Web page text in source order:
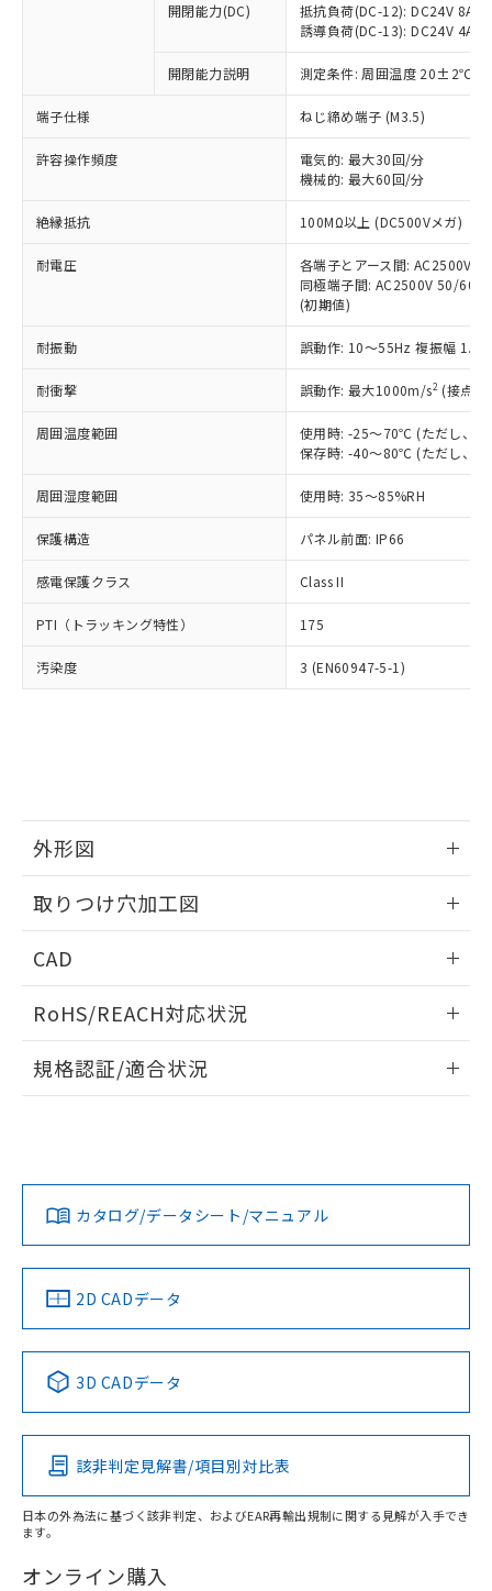
開閉能力(DC)
抵抗負荷(DC-12): DC24V 8A/
誘導負荷(DC-13): DC24V 4A/
開閉能力説明 測定条件: 周囲温度 20±2℃、
端子仕様 ねじ締め端子 (M3.5)
許容操作頻度
電気的: 最大30回/分
機械的: 最大60回/分
絶縁抵抗 100MΩ以上 (DC500Vメガ)
耐電圧
各端子とアース間: AC2500V
同極端子間: AC2500V 50/
(初期値)
耐振動 誤動作: 10～55Hz 複振幅
耐衝撃 誤動作: 最大1000m/s2 (接点
周囲温度範囲
使用時: -25～70℃ (ただし、氷
保存時: -40～80℃ (ただし、氷
周囲湿度範囲 使用時: 35～85%RH
保護構造 パネル前面: IP66
感電保護クラス Class II
PTI（トラッキング特性） 175
汚染度 3 (EN60947-5-1)
外形図
取りつけ穴加工図
CAD
ドすることができます。
ログイン/会員登録
ダウンロードデータをご利用いただく前に、以下を必ずお読
みください。
ソフトウェアの使用条件
RoHS/REACH対応状況
EU RoHS 注意事項・凡例
対応済み
中国 RoHS 注意事項・凡例
Pb Hg Cd Cr(VI)
O
在庫等で未対応品が混在する可能性があります。
規格認証/適合状況
カタログ/データシート/マニュアル
2D CADデータ
3D CADデータ
該非判定見解書/項目別対比表
日本の外為法に基づく該非判定、およびEAR再輸出規制に関する見解が入手でき
ます。
オンライン購入
以下の条件をお読みいただき、同意のうえ
ご利用ください。
本サービスは、当社制御機器事業取扱
商品の当社在庫状況および標準価格
(税抜)を提供させていただくもので
当社制御機器事業取扱商品の中には、
本サービスの対象外となる商品もある
ことをご了承ください。
在庫状況および標準価格照会結果は、
記載している更新日時点での社内デー
タに基づき作成されるものであり、閲
覧された時点での実際の在庫および標
準価格とは異なる場合があることをご
正式な納期状況および標準価格はお客
様のお取引先、またはお客様担当のオ
ムロン制御機器販売店・当社販売員に
オムロン制御機器販売店や当社販売拠
販売ネットワーク
」をご確認
在庫状況および標準価格結果を当社の
事前の承諾なく第三者に漏洩または開
示しないようお願いします。
マイパーツ機能（部品リスト作成サー
ビス）をご利用いただくには、I-Web
品・サービスに関するお客様との取
の共同利用に関して"
用者の範囲」に記載されている法人を
対応予定なし：EU RoHS指令（10物質）の
非含有に非対応の商品で、対応品を出す予
調査・確認中：EU RoHS指令（10物質）の
非含有の対応状況を調査中または確認中の
商品です。
非該当品：ライセンス料など無形物で、有
害物質有無と関係のない商品です。
仕入先様の事情により、非含有部品として
いたものが、含有品と判明した場合などや
むを得ず変更することがあります。
鉛(Pb) 1000ppm以下、 水銀(Hg) 1000ppm以下、 カド
六価クロム(Cr(Ⅵ)) 1000ppm以下、ポリ臭化ビフェニル
類(PBB) 1000ppm以下、ポリ臭化ジフェニルエーテル類
ルベンジル（BBP） 1000ppm以下、フタル酸ジブチル
（DBP） 1000ppm以下、フタル酸ジイソブチル
但し、RoHS指令で産業用監視および制御機器に対する
適用除外項目は除く。
フタル酸エステル類の４物質については閾値を超える意
図的な使用がないことを確認しています。
部品在庫の切り替え状況などにより、予定
月が前後することがあります。
EU RoHS指令（10物質）の非含有証明書
51物質の非含有証明書（当社基準）
※本証明書は発行日時点で非含有を証明す
物質の対応では、対応完了までの期間は出
荷製品に未対応品が混在することから備考
欄に対応日を記載しておりました。
既に当社にて対応品への在庫切替を完了
「○」：最大均質材料含有率が中国RoHSの
基準値以下であることを示します。
「×」：最大均質材料含有率が中国RoHSの
基準値を超えていることを示します。
「－」：未確認です。当社販売部門へお問
*中国RoHS10物質の基準値 (GB/T26572)：
Pb(鉛) :1000ppm、 Hg(水銀) : 1000ppm、 Cd(カドミウ
Cr(Ⅵ)(六価クロム) : 1000ppm、 PBBs(ポリ臭化ビフェ
ニル類) : 1000ppm、 PBDEs(ポリ臭化ジフェニルエーテ
ル類) : 1000ppm、
DBP(フタル酸ジブチル) : 1000ppm、 DIBP(フタル酸ジ
イソブチル) : 1000ppm、 BBP(フタル酸ブチルベンジ
DEHP(フタル酸ビス(2-エチルヘキシル)) : 1000ppm
「ｅ」：有害物質（10物質）のすべてが基
準値以下であることを示します。
「10」：通常の使用状況下において有害物
質が外部に漏えいし、環境に深刻な影響を
及ぼさない年数を意味します。
当社は、これら貴社製品のうち、外国
為替および外国貿易法に定める商品
（以下｢規制貨物等」という）を輸出
または国外への提供する場合は、日本
国政府の輸出許可(または役務取引許
可)を取得するなどの必要な手続きを
当社は規制貨物を破棄する場合は、完
全に破砕するなど、違法に輸出されな
いよう必要な手段を講じます。
当社は貴社製品を、核兵器、ミサイ
ル、化学兵器、生物兵器またはその他
武器並びにこれらの製造装置等に一切
当社は、貴社製品を第三者に販売する
場合は、上記1、2および3の内容を当
該第三者に通知します。また当社は、
販売先および販売に係わる関係者が違
法に輸出するおそれがある場合は、取
り引きをいたしません。
一定数以上の在庫あり
一定数には満たないが在庫あり
在庫なし(最新の在庫状況につ
いては、お客様のお取引先、ま
たはお客様担当のオムロン制御
機器販売店・当社販売員にご確
受注生産機種、また在庫状況の
情報を公開していない機種